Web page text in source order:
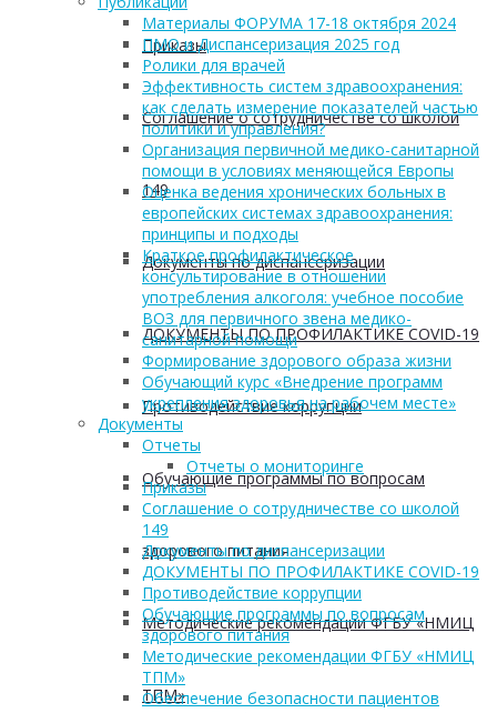
Приказы
Соглашение о сотрудничестве со школой
149
Документы по диспансеризации
ДОКУМЕНТЫ ПО ПРОФИЛАКТИКЕ COVID-19
Противодействие коррупции
Обучающие программы по вопросам
здорового питания
Методические рекомендации ФГБУ «НМИЦ
ТПМ»
Материалы ФОРУМА 17-18 октября 2024
ПМО и Диспансеризация 2025 год
Ролики для врачей
Эффективность систем здравоохранения:
как сделать измерение показателей частью
политики и управления?
Организация первичной медико-санитарной
помощи в условиях меняющейся Европы
Оценка ведения хронических больных в
европейских системах здравоохранения:
принципы и подходы
Краткое профилактическое
консультирование в отношении
употребления алкоголя: учебное пособие
ВОЗ для первичного звена медико-
санитарной помощи
Формирование здорового образа жизни
Обучающий курс «Внедрение программ
укрепления здоровья на рабочем месте»
Документы
Отчеты
Отчеты о мониторинге
Приказы
Соглашение о сотрудничестве со школой
149
Документы по диспансеризации
ДОКУМЕНТЫ ПО ПРОФИЛАКТИКЕ COVID-19
Противодействие коррупции
Обучающие программы по вопросам
здорового питания
Методические рекомендации ФГБУ «НМИЦ
ТПМ»
Обеспечение безопасности пациентов